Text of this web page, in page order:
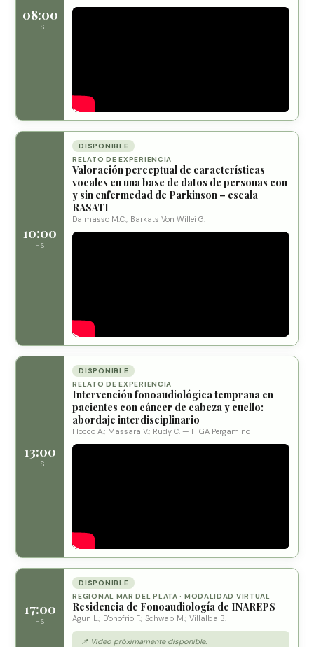
08:00
HS
10:00
HS
DISPONIBLE
RELATO DE EXPERIENCIA
Valoración perceptual de características
vocales en una base de datos de personas con
y sin enfermedad de Parkinson – escala
RASATI
Dalmasso M.C.; Barkats Von Willei G.
13:00
HS
DISPONIBLE
RELATO DE EXPERIENCIA
Intervención fonoaudiológica temprana en
pacientes con cáncer de cabeza y cuello:
abordaje interdisciplinario
Flocco A.; Massara V.; Rudy C. — HIGA Pergamino
17:00
HS
DISPONIBLE
REGIONAL MAR DEL PLATA · MODALIDAD VIRTUAL
Residencia de Fonoaudiología de INAREPS
Agun L.; D'onofrio F.; Schwab M.; Villalba B.
📌 Video próximamente disponible.